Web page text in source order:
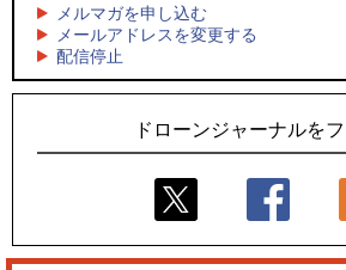
ドローンとナイトバブルが競演、「花
スタ2026」10/3、4開催
社」設立
ロボデックス、2時間超の飛行を目指
ーンを公開
メルマガを申し込む
メールアドレスを変更する
配信停止
ドローンジャーナルを